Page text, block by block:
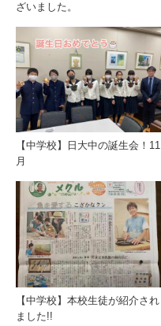
ざいました。
【中学校】日大中の誕生会！11
月
【中学校】本校生徒が紹介され
ました!!